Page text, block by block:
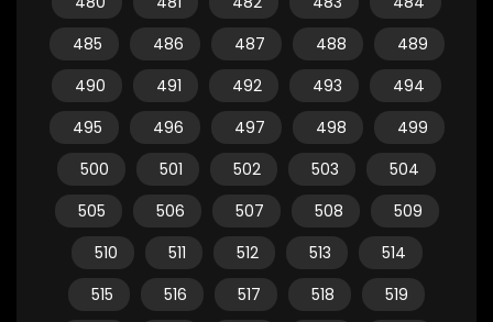
485
486 487 488
489
490
491 492 493
494
495
496 497 498
499
500
501 502 503
504
505
506 507 508
509
510
511 512 513
514
515
516 517 518
519